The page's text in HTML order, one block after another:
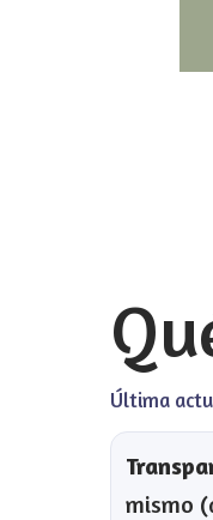
Última
mismo